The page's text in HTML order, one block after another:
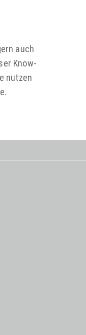
auch
Know-
nutzen